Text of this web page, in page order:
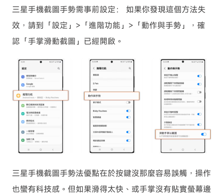
三星手機截圖手勢需事前設定： 如果你發現這個方法失
效，請到「設定」>「進階功能」>「動作與手勢」，確
認「手掌滑動截圖」已經開啟。
三星手機截圖手勢法優點在於按鍵沒那麼容易誤觸，操作
也蠻有科技感。但如果滑得太快、或手掌沒有貼實螢幕邊